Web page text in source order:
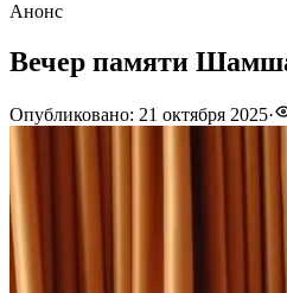
Анонс
Вечер памяти
Опубликовано: 21 октября 2025·